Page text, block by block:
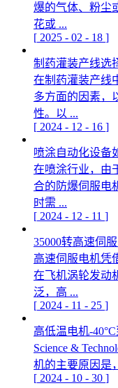
爆的气体、粉尘
花或 ...
[ 2025 - 02 - 18 ]
制药灌装产线选
在制药灌装产线
多方面的因素，
性。以 ...
[ 2024 - 12 - 16 ]
喷涂自动化设备
在喷涂行业，由
合的防爆伺服电
时需 ...
[ 2024 - 12 - 11 ]
35000转高速伺
高速伺服电机凭
在飞机涡轮发动
泛，高 ...
[ 2024 - 11 - 25 ]
高低温电机-
Science &
机的主要原因是
[ 2024 - 10 - 30 ]